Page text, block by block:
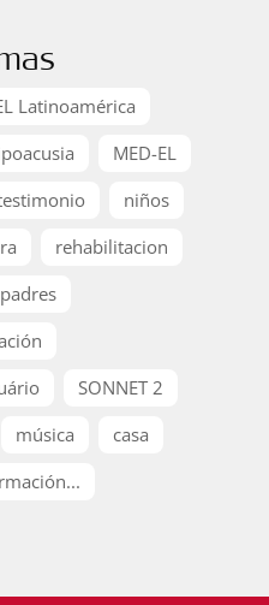
Latinoamérica
MED-EL
niños
rehabilitacion
padres
SONNET 2
música
casa